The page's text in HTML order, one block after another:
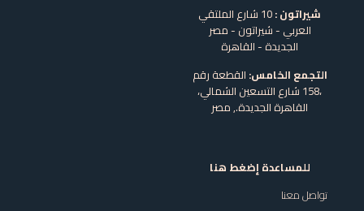
شيراتون :
10 شارع الملتقي
العربي - شيراتون - مصر
الجديدة - القاهرة
التجمع الخامس: القطعة رقم
،158 شارع التسعين الشمالي،
القاهرة الجديدة.,مصر
للمساعدة إضغط هنا
تواصل معنا